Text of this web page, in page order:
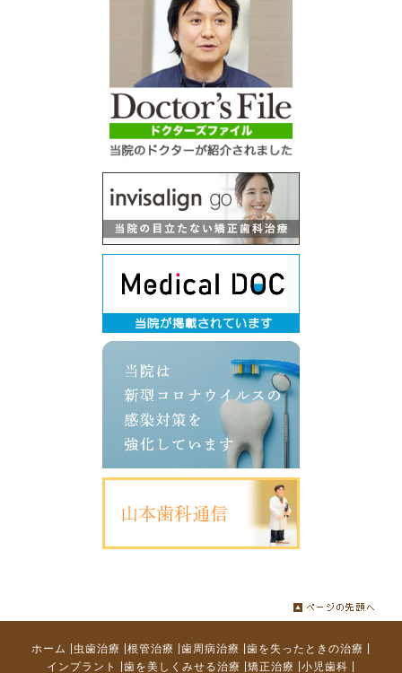
ホーム | 虫歯治療 |根管治療 |歯周病治療 |歯を失ったときの治療 |
インプラント
歯を美しくみせる治療 矯正治療 小児歯科